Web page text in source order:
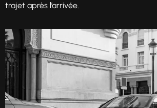
trajet après l’arrivée.